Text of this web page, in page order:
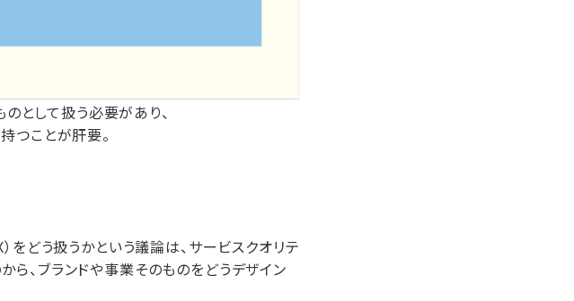
として扱う必要があり、
つことが肝要。
をどう扱うかという議論は、サービスクオリテ
ら、ブランドや事業そのものをどうデザイン